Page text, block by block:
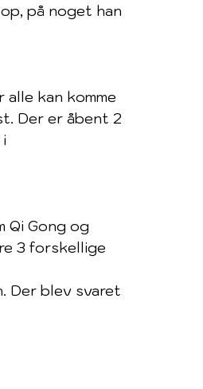
på noget han
kan komme
Der er åbent 2
Qi Gong og
3 forskellige
Der blev svaret